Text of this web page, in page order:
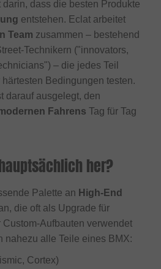
dass die besten Produkte
entstehen. Eclat arbeitet
Team zusammen – bestehend
Technikern ("innovators,
– die jedes Teil
Bedingungen testen.
darauf ausgelegt, den
Fahrens Tag für Tag
her?
Palette an High-End
die oft als Upgrade für
Custom-Aufbauten verwendet
nahezu alle Teile eines BMX:
Cortex)